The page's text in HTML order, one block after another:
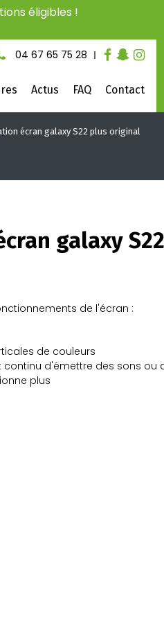
éligibles !
04 67 65 75 28
Actus FAQ Contact
écran galaxy S22 plus original
galaxy
de l'écran :
de couleurs
continu d'émettre des sons ou
plus